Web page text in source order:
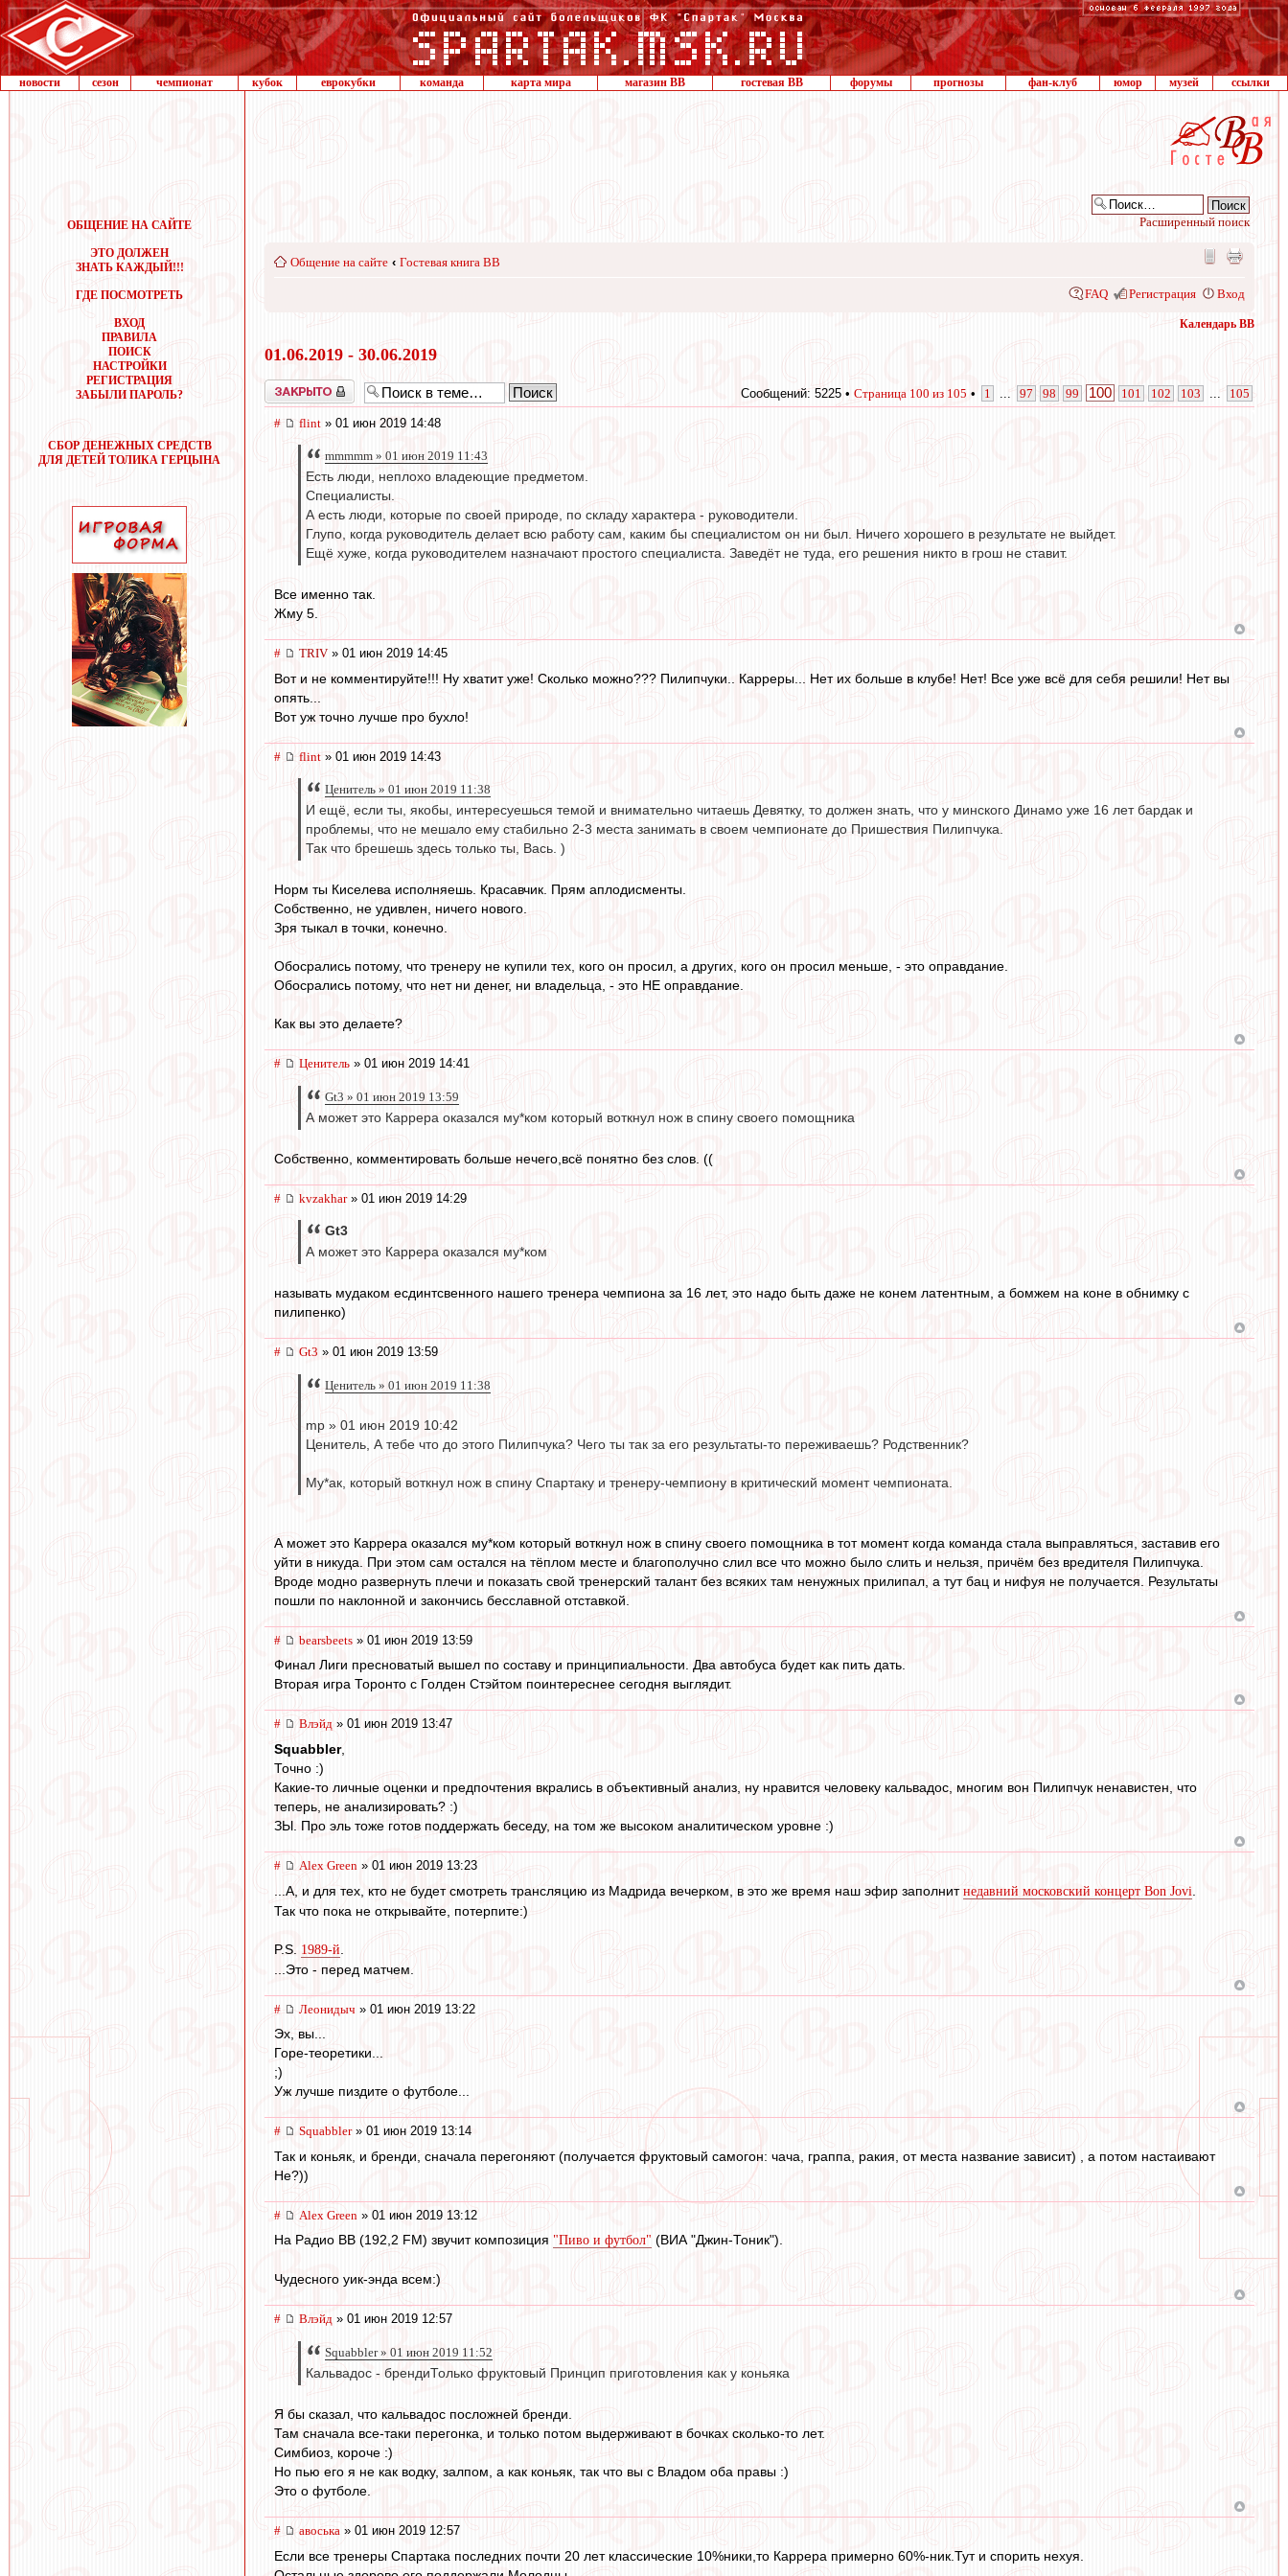
новости сезон чемпионат кубок еврокубки команда карта мира магазин ВВ гостевая ВВ форумы прогнозы фан-клуб юмор музей ссылки
ОБЩЕНИЕ НА САЙТЕ
ЭТО ДОЛЖЕН
ЗНАТЬ КАЖДЫЙ!!!
ГДЕ ПОСМОТРЕТЬ
ВХОД
ПРАВИЛА
ПОИСК
НАСТРОЙКИ
РЕГИСТРАЦИЯ
ЗАБЫЛИ ПАРОЛЬ?
СБОР ДЕНЕЖНЫХ СРЕДСТВ
ДЛЯ ДЕТЕЙ ТОЛИКА ГЕРЦЫНА
Расширенный поиск
Общение на сайте ‹ Гостевая книга ВВ
FAQ Регистрация Вход
Календарь ВВ
01.06.2019 - 30.06.2019
Закрыто Сообщений: 5225 • Страница 100 из 105 • 1 97 98 99 100 101 102 103 105
# flint » 01 июн 2019 14:48
mmmmm » 01 июн 2019 11:43
Есть люди, неплохо владеющие предметом.
Специалисты.
А есть люди, которые по своей природе, по складу характера - руководители.
Глупо, когда руководитель делает всю работу сам, каким бы специалистом он ни был. Ничего хорошего в результате не выйдет.
Ещё хуже, когда руководителем назначают простого специалиста. Заведёт не туда, его решения никто в грош не ставит.
Все именно так.
Жму 5.
# TRIV » 01 июн 2019 14:45
Вот и не комментируйте!!! Ну хватит уже! Сколько можно??? Пилипчуки.. Карреры... Нет их больше в клубе! Нет! Все уже всё для себя решили! Нет вы
опять...
Вот уж точно лучше про бухло!
# flint » 01 июн 2019 14:43
Ценитель » 01 июн 2019 11:38
И ещё, если ты, якобы, интересуешься темой и внимательно читаешь Девятку, то должен знать, что у минского Динамо уже 16 лет бардак и
проблемы, что не мешало ему стабильно 2-3 места занимать в своем чемпионате до Пришествия Пилипчука.
Так что брешешь здесь только ты, Вась. )
Норм ты Киселева исполняешь. Красавчик. Прям аплодисменты.
Собственно, не удивлен, ничего нового.
Зря тыкал в точки, конечно.
Обосрались потому, что тренеру не купили тех, кого он просил, а других, кого он просил меньше, - это оправдание.
Обосрались потому, что нет ни денег, ни владельца, - это НЕ оправдание.
Как вы это делаете?
# Ценитель » 01 июн 2019 14:41
Gt3 » 01 июн 2019 13:59
А может это Каррера оказался му*ком который воткнул нож в спину своего помощника
Собственно, комментировать больше нечего,всё понятно без слов. ((
# kvzakhar» 01 июн 2019 14:29
Gt3
А может это Каррера оказался му*ком
называть мудаком есдинтсвенного нашего тренера чемпиона за 16 лет, это надо быть даже не конем латентным, а бомжем на коне в обнимку с
пилипенко)
# Gt3 » 01 июн 2019 13:59
Ценитель » 01 июн 2019 11:38
mp » 01 июн 2019 10:42
Ценитель, А тебе что до этого Пилипчука? Чего ты так за его результаты-то переживаешь? Родственник?
Му*ак, который воткнул нож в спину Спартаку и тренеру-чемпиону в критический момент чемпионата.
А может это Каррера оказался му*ком который воткнул нож в спину своего помощника в тот момент когда команда стала выправляться, заставив его
уйти в никуда. При этом сам остался на тёплом месте и благополучно слил все что можно было слить и нельзя, причём без вредителя Пилипчука.
Вроде модно развернуть плечи и показать свой тренерский талант без всяких там ненужных прилипал, а тут бац и нифуя не получается. Результаты
пошли по наклонной и закончись бесславной отставкой.
# bearsbeets » 01 июн 2019 13:59
Финал Лиги пресноватый вышел по составу и принципиальности. Два автобуса будет как пить дать.
Вторая игра Торонто с Голден Стэйтом поинтереснее сегодня выглядит.
# Влэйд » 01 июн 2019 13:47
Squabbler,
Точно :)
Какие-то личные оценки и предпочтения вкрались в объективный анализ, ну нравится человеку кальвадос, многим вон Пилипчук ненавистен, что
теперь, не анализировать? :)
ЗЫ. Про эль тоже готов поддержать беседу, на том же высоком аналитическом уровне :)
# Alex Green » 01 июн 2019 13:23
...А, и для тех, кто не будет смотреть трансляцию из Мадрида вечерком, в это же время наш эфир заполнит недавний московский концерт Bon Jovi
Так что пока не открывайте, потерпите:)
P.S. 1989-й
...Это - перед матчем.
# Леонидыч » 01 июн 2019 13:22
Эх, вы...
Горе-теоретики...
;)
Уж лучше пиздите о футболе...
# Squabbler» 01 июн 2019 13:14
Так и коньяк, и бренди, сначала перегоняют (получается фруктовый самогон: чача, граппа, ракия, от места название зависит) , а потом настаивают
Не?))
# Alex Green » 01 июн 2019 13:12
На Радио ВВ (192,2 FM) звучит композиция "Пиво и футбол" (ВИА "Джин-Тоник").
Чудесного уик-энда всем:)
# Влэйд » 01 июн 2019 12:57
Squabbler » 01 июн 2019 11:52
Кальвадос - брендиТолько фруктовый Принцип приготовления как у коньяка
Я бы сказал, что кальвадос посложней бренди.
Там сначала все-таки перегонка, и только потом выдерживают в бочках сколько-то лет.
Симбиоз, короче :)
Но пью его я не как водку, залпом, а как коньяк, так что вы с Владом оба правы :)
Это о футболе.
# авоська » 01 июн 2019 12:57
Если все тренеры Спартака последних почти 20 лет классические 10%ники,то Каррера примерно 60%-ник.Тут и спорить нехуя.